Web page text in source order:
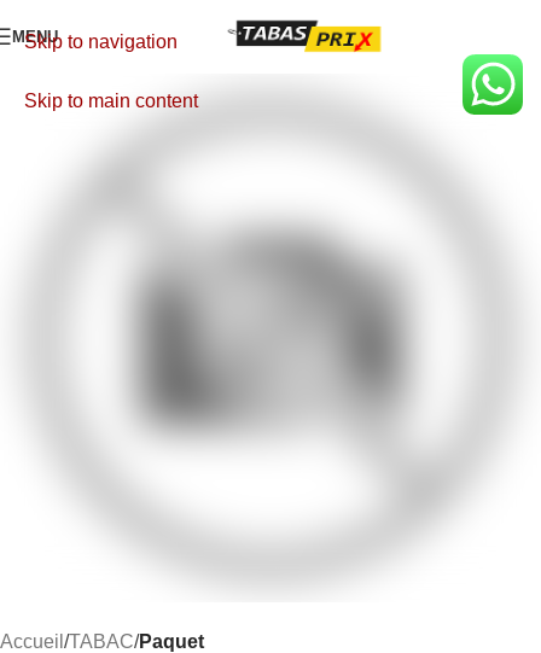
Skip to navigation
Skip to main content
MENU
Accueil TABAC Paquet